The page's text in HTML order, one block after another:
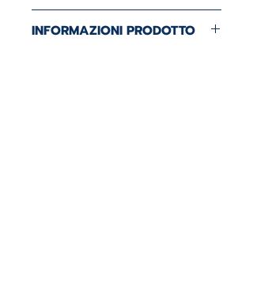
INFORMAZIONI PRODOTTO